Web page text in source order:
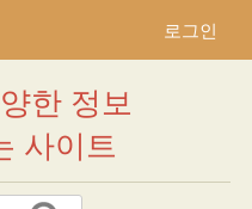
로그인
한 정보
사이트